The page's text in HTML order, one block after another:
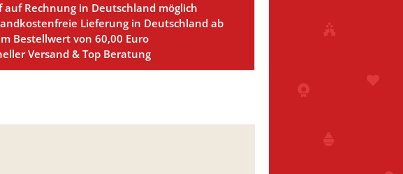
auf Rechnung in Deutschland möglich
Lieferung in Deutschland ab
Bestellwert von 60,00 Euro
Versand & Top Beratung